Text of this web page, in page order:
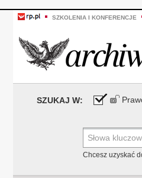
SZKOLENIA I KONFERENCJE
SZUKAJ W:
Chcesz uzyskać